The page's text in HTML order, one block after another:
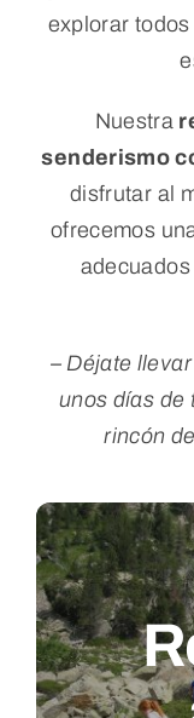
explorar
Nuestra
senderismo
disfrutar al
ofrecemos
– Déjate
unos días de
rincón